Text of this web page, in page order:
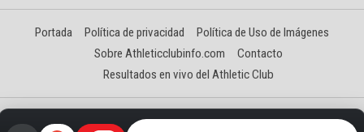
Portada Política de privacidad
Política de Uso de Imágenes
Sobre Athleticclubinfo.com
Contacto
Resultados en vivo del Athletic Club
Creado y gestionado por David Benéitez Landeta